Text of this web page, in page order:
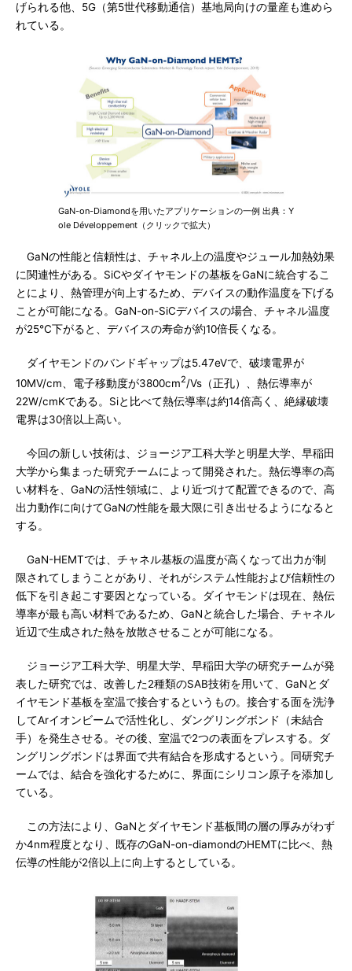
げられる他、5G（第5世代移動通信）基地局向けの量産も進めら
れている。
GaN-on-Diamondを用いたアプリケーションの一例 出典：Y
ole Développement（クリックで拡大）
GaNの性能と信頼性は、チャネル上の温度やジュール加熱効果
に関連性がある。SiCやダイヤモンドの基板をGaNに統合するこ
とにより、熱管理が向上するため、デバイスの動作温度を下げる
ことが可能になる。GaN-on-SiCデバイスの場合、チャネル温度
が25℃下がると、デバイスの寿命が約10倍長くなる。
ダイヤモンドのバンドギャップは5.47eVで、破壊電界が
10MV/cm、電子移動度が3800cm2/Vs（正孔）、熱伝導率が
22W/cmKである。Siと比べて熱伝導率は約14倍高く、絶縁破壊
電界は30倍以上高い。
今回の新しい技術は、ジョージア工科大学と明星大学、早稲田
大学から集まった研究チームによって開発された。熱伝導率の高
い材料を、GaNの活性領域に、より近づけて配置できるので、高
出力動作に向けてGaNの性能を最大限に引き出せるようになると
する。
GaN-HEMTでは、チャネル基板の温度が高くなって出力が制
限されてしまうことがあり、それがシステム性能および信頼性の
低下を引き起こす要因となっている。ダイヤモンドは現在、熱伝
導率が最も高い材料であるため、GaNと統合した場合、チャネル
近辺で生成された熱を放散させることが可能になる。
ジョージア工科大学、明星大学、早稲田大学の研究チームが発
表した研究では、改善した2種類のSAB技術を用いて、GaNとダ
イヤモンド基板を室温で接合するというもの。接合する面を洗浄
してArイオンビームで活性化し、ダングリングボンド（未結合
手）を発生させる。その後、室温で2つの表面をプレスする。ダ
ングリングボンドは界面で共有結合を形成するという。同研究チ
ームでは、結合を強化するために、界面にシリコン原子を添加し
ている。
この方法により、GaNとダイヤモンド基板間の層の厚みがわず
か4nm程度となり、既存のGaN-on-diamondのHEMTに比べ、熱
伝導の性能が2倍以上に向上するとしている。